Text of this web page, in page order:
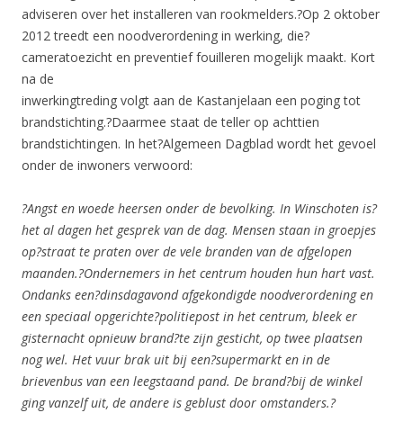
adviseren over het installeren van rookmelders.?Op 2 oktober
2012 treedt een noodverordening in werking, die?
cameratoezicht en preventief fouilleren mogelijk maakt. Kort
na de
inwerkingtreding volgt aan de Kastanjelaan een poging tot
brandstichting.?Daarmee staat de teller op achttien
brandstichtingen. In het?Algemeen Dagblad wordt het gevoel
onder de inwoners verwoord:
?Angst en woede heersen onder de bevolking. In Winschoten is?
het al dagen het gesprek van de dag. Mensen staan in groepjes
op?straat te praten over de vele branden van de afgelopen
maanden.?Ondernemers in het centrum houden hun hart vast.
Ondanks een?dinsdagavond afgekondigde noodverordening en
een speciaal opgerichte?politiepost in het centrum, bleek er
gisternacht opnieuw brand?te zijn gesticht, op twee plaatsen
nog wel. Het vuur brak uit bij een?supermarkt en in de
brievenbus van een leegstaand pand. De brand?bij de winkel
ging vanzelf uit, de andere is geblust door omstanders.?